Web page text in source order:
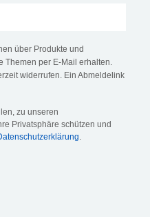
über Produkte und
per E-Mail erhalten.
widerrufen. Ein Abmeldelink
zu unseren
Privatsphäre schützen und